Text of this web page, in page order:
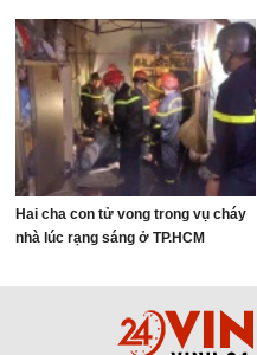
Hai cha con tử vong trong vụ cháy
nhà lúc rạng sáng ở TP.HCM